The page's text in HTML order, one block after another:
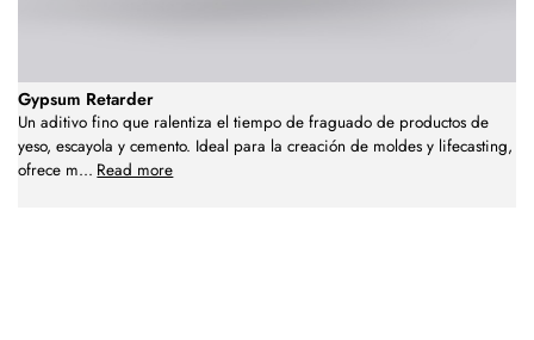
Gypsum Retarder
Un aditivo fino que ralentiza el tiempo de fraguado de productos de
yeso, escayola y cemento. Ideal para la creación de moldes y lifecasting,
ofrece m... Read more